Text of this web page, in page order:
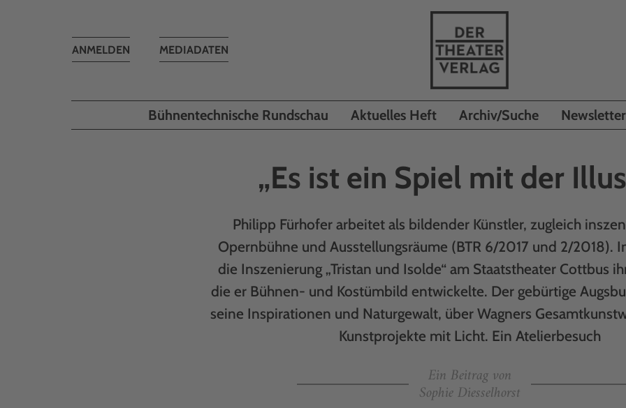
MEDIADATEN
Toggle
ANMELDEN
Bühnentechnische Rundschau Aktuelles Heft Archiv/Suche Newsletter
„Es ist ein Spiel mit der
Philipp Fürhofer arbeitet als bildender Künstler, zugleich
Opernbühne und Ausstellungsräume (BTR 6/2017 und 2/2018).
die Inszenierung „Tristan und Isolde“ am Staatstheater Cottbus
die er Bühnen- und Kostümbild entwickelte. Der gebürtige
seine Inspirationen und Naturgewalt, über Wagners
Kunstprojekte mit Licht. Ein Atelierbesuch
Ein Beitrag von
Sophie Diesselhorst